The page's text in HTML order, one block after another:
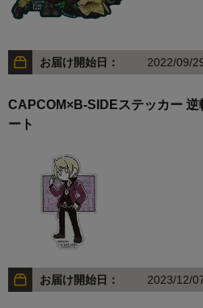
お届け開始日： 2022/09/
CAPCOM×B-SIDEステッカー
ート
お届け開始日： 2023/12/